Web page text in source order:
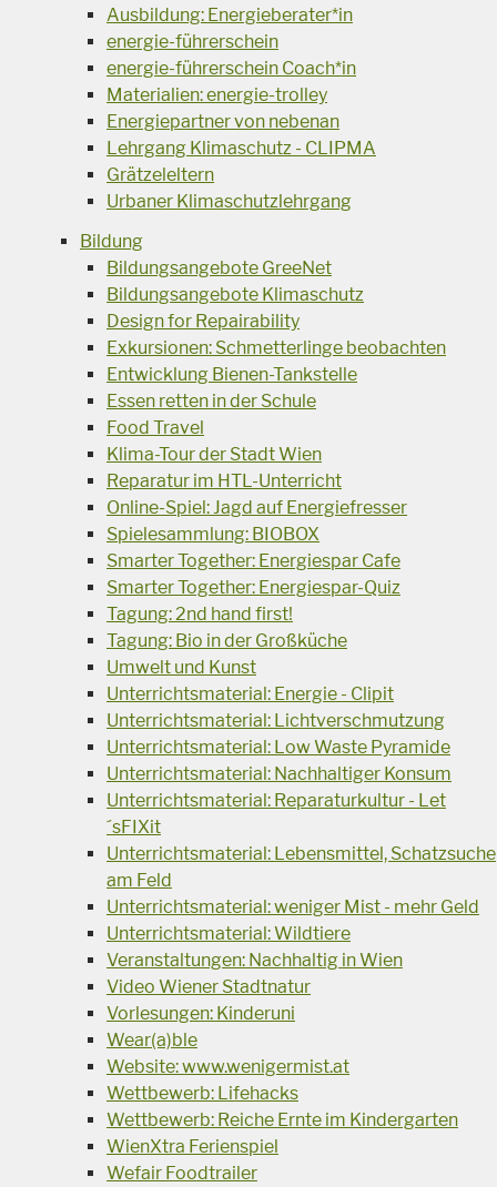
Ausbildung: Energieberater*in
energie-führerschein
energie-führerschein Coach*in
Materialien: energie-trolley
Energiepartner von nebenan
Lehrgang Klimaschutz - CLIPMA
Grätzeleltern
Urbaner Klimaschutzlehrgang
Bildung
Bildungsangebote GreeNet
Bildungsangebote Klimaschutz
Design for Repairability
Exkursionen: Schmetterlinge beobachten
Entwicklung Bienen-Tankstelle
Essen retten in der Schule
Food Travel
Klima-Tour der Stadt Wien
Reparatur im HTL-Unterricht
Online-Spiel: Jagd auf Energiefresser
Spielesammlung: BIOBOX
Smarter Together: Energiespar Cafe
Smarter Together: Energiespar-Quiz
Tagung: 2nd hand first!
Tagung: Bio in der Großküche
Umwelt und Kunst
Unterrichtsmaterial: Energie - Clipit
Unterrichtsmaterial: Lichtverschmutzung
Unterrichtsmaterial: Low Waste Pyramide
Unterrichtsmaterial: Nachhaltiger Konsum
Unterrichtsmaterial: Reparaturkultur - Let
´sFIXit
Unterrichtsmaterial: Lebensmittel, Schatzsuche
am Feld
Unterrichtsmaterial: weniger Mist - mehr Geld
Unterrichtsmaterial: Wildtiere
Veranstaltungen: Nachhaltig in Wien
Video Wiener Stadtnatur
Vorlesungen: Kinderuni
Wear(a)ble
Website: www.wenigermist.at
Wettbewerb: Lifehacks
Wettbewerb: Reiche Ernte im Kindergarten
WienXtra Ferienspiel
Wefair Foodtrailer